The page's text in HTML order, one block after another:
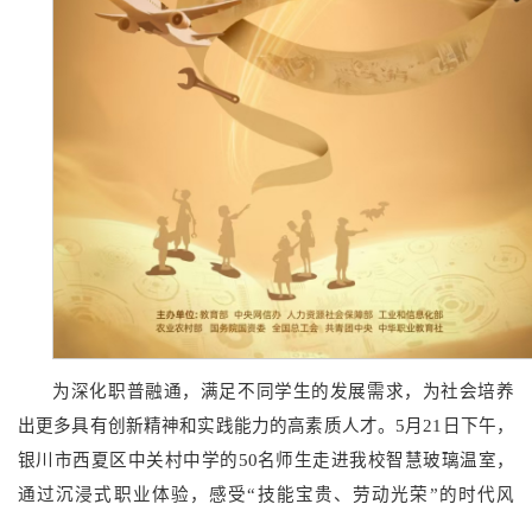
为深化职普融通，满足不同学生的发展需求，为社会培养
出更多具有创新精神和实践能力的高素质人才。5月21日下午，
银川市西夏区中关村中学的50名师生走进我校智慧玻璃温室，
通过沉浸式职业体验，感受“技能宝贵、劳动光荣”的时代风